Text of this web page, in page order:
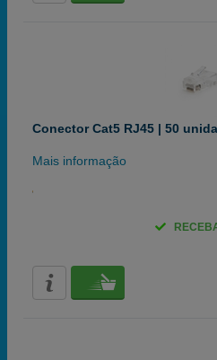
Conector Cat5 RJ45 | 50
Mais informação